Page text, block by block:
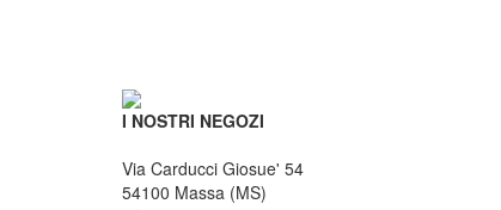
I NOSTRI NEGOZI
Via Carducci Giosue' 54
54100 Massa (MS)